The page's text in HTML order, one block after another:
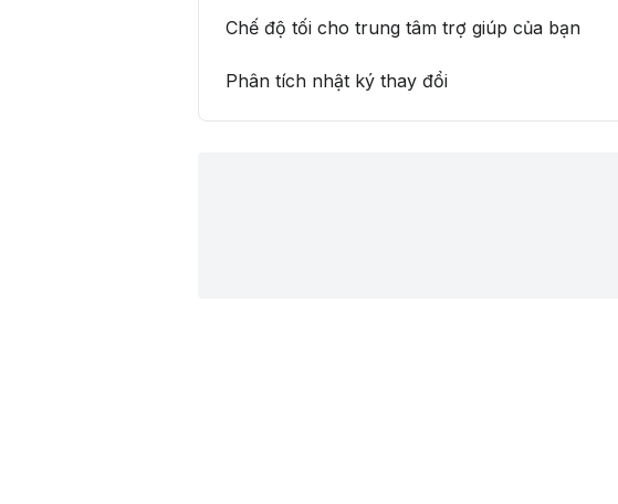
Chế độ tối cho trung tâm trợ giúp của bạn
Phân tích nhật ký thay đổi